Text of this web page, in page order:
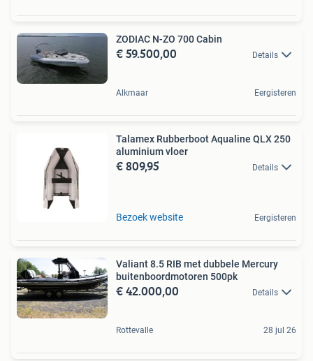
ZODIAC N-ZO 700 Cabin
€ 59.500,00 Details
Alkmaar Eergisteren
Talamex Rubberboot Aqualine QLX 250
aluminium vloer
€ 809,95 Details
Bezoek website Eergisteren
Valiant 8.5 RIB met dubbele Mercury
buitenboordmotoren 500pk
€ 42.000,00 Details
Rottevalle 28 jul 26